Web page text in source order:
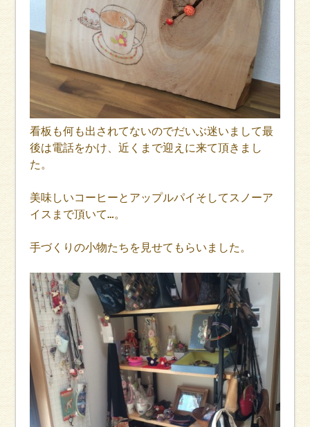
看板も何も出されてないのでだいぶ迷いまして最
後は電話をかけ、近くまで迎えに来て頂きまし
た。
美味しいコーヒーとアップルパイそしてスノーア
イスまで頂いて…。
手づくりの小物たちを見せてもらいました。